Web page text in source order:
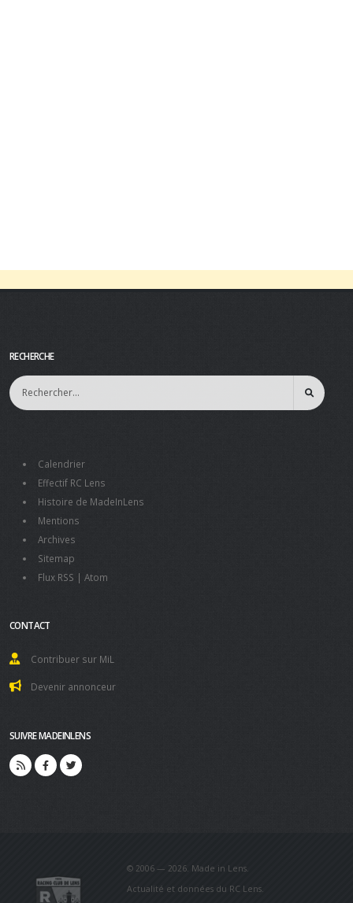
RECHERCHE
Calendrier
Effectif RC Lens
Histoire de MadeInLens
Mentions
Archives
Sitemap
Flux RSS | Atom
CONTACT
Contribuer sur MiL
Devenir annonceur
SUIVRE MADEINLENS
© 2006 — 2026. Made in Lens.
Actualité et données du RC Lens.